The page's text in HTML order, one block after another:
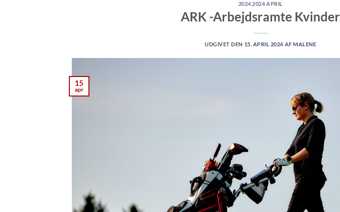
2024,2024 APRIL
ARK -Arbejdsramte Kvinder
UDGIVET DEN 15. APRIL 2024 AFMALENE
15
apr